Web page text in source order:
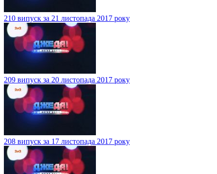
210 випуск за 21 листопада 2017 року
209 випуск за 20 листопада 2017 року
208 випуск за 17 листопада 2017 року